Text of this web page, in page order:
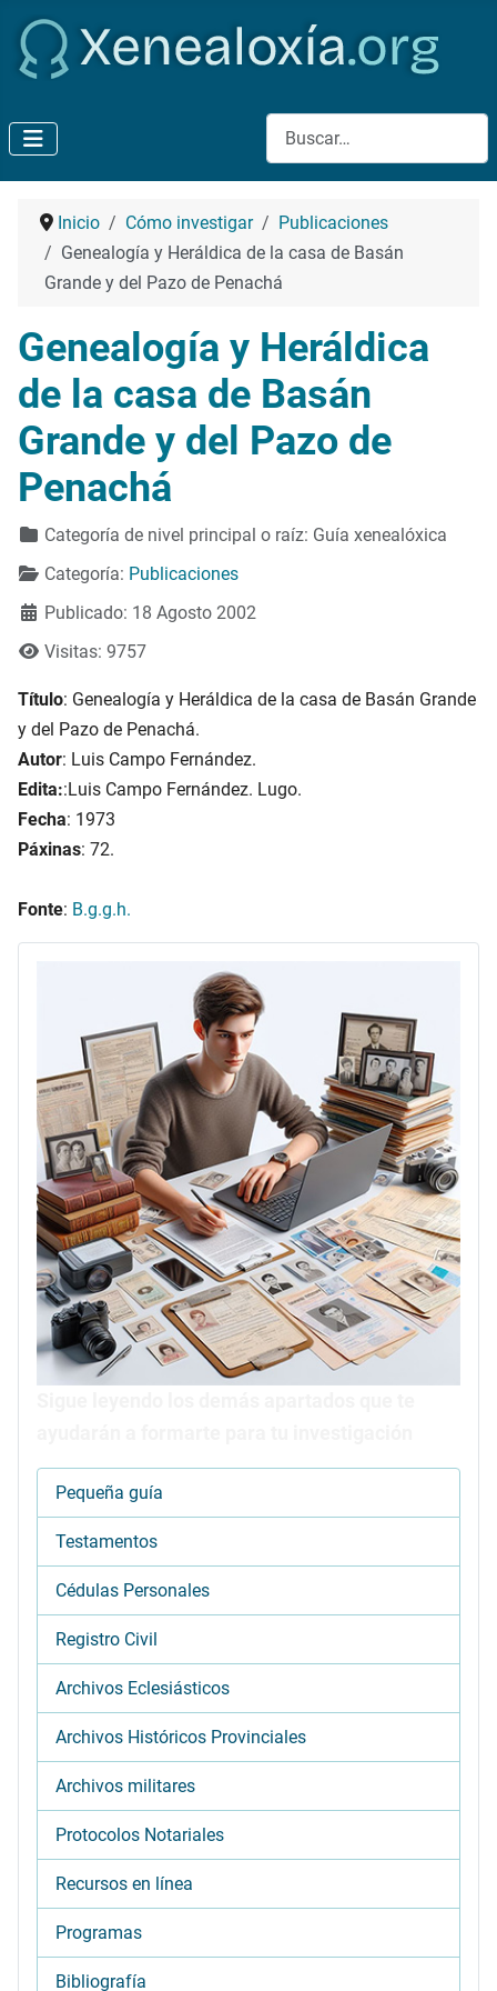
Buscar
Inicio Cómo investigar
Publicaciones
Genealogía y Heráldica de la casa de Basán
Grande y del Pazo de Penachá
Genealogía y Heráldica
de la casa de Basán
Grande y del Pazo de
Penachá
Detalles
Categoría de nivel principal o raíz: Guía xenealóxica
Categoría: Publicaciones
Publicado: 18 Agosto 2002
Visitas: 9757
Título: Genealogía y Heráldica de la casa de Basán Grande
y del Pazo de Penachá.
Autor: Luis Campo Fernández.
Edita::Luis Campo Fernández. Lugo.
Fecha: 1973
Páxinas: 72.
Fonte: B.g.g.h.
Pequeña guía
Testamentos
Cédulas Personales
Registro Civil
Archivos Eclesiásticos
Archivos Históricos Provinciales
Archivos militares
Protocolos Notariales
Recursos en línea
Programas
Bibliografía